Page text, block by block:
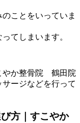
ことをいっていま
てしまいます。
やか整骨院 鶴田院
ージなどを行って
方｜すこやか